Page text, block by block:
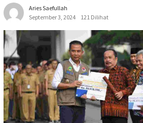
Aries Saefullah
September 3, 2024
121 Dilihat